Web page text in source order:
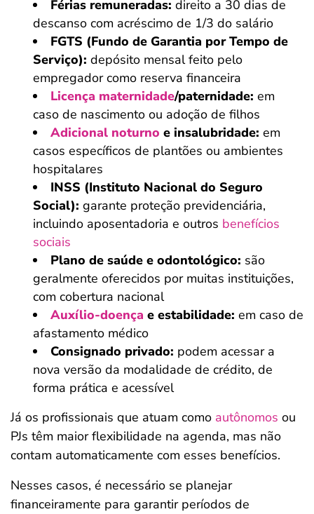
Férias remuneradas: direito a 30 dias de
descanso com acréscimo de 1/3 do salário
FGTS (Fundo de Garantia por Tempo de
Serviço): depósito mensal feito pelo
empregador como reserva financeira
Licença maternidade/paternidade: em
caso de nascimento ou adoção de filhos
Adicional noturno e insalubridade: em
casos específicos de plantões ou ambientes
hospitalares
INSS (Instituto Nacional do Seguro
Social): garante proteção previdenciária,
incluindo aposentadoria e outros benefícios
sociais
Plano de saúde e odontológico: são
geralmente oferecidos por muitas instituições,
com cobertura nacional
Auxílio-doença e estabilidade: em caso de
afastamento médico
Consignado privado: podem acessar a
nova versão da modalidade de crédito, de
forma prática e acessível
Já os profissionais que atuam como autônomos ou
PJs têm maior flexibilidade na agenda, mas não
contam automaticamente com esses benefícios.
Nesses casos, é necessário se planejar
financeiramente para garantir períodos de